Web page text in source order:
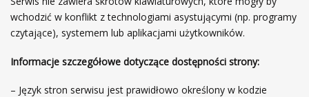
wchodzić w konflikt z technologiami asystującymi (np. programy
czytające), systemem lub aplikacjami użytkowników.
Informacje szczegółowe dotyczące dostępności strony:
– Język stron serwisu jest prawidłowo określony w kodzie